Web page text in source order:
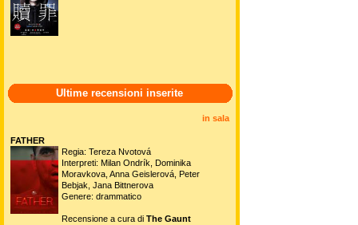
Ultime recensioni inserite
in sala
FATHER
Regia: Tereza Nvotová
Interpreti: Milan Ondrík, Dominika
Moravkova, Anna Geislerová, Peter
Bebjak, Jana Bittnerova
Genere: drammatico
Recensione a cura di The Gaunt